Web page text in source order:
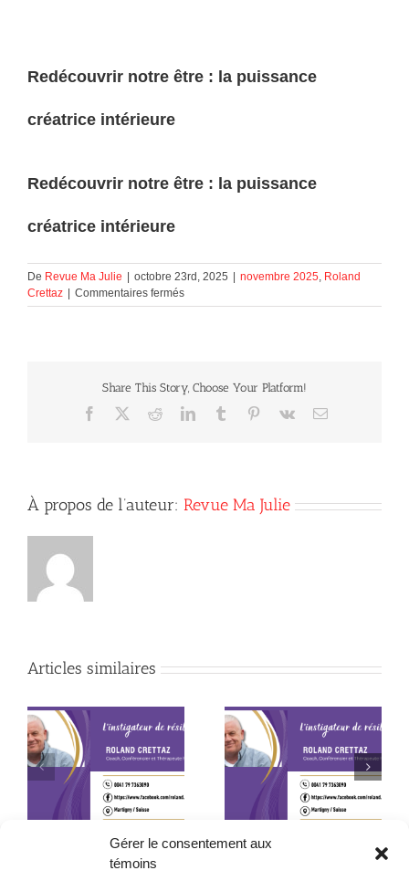
Gérer le consentement aux
témoins
Redécouvrir notre être : la puissance
créatrice intérieure
Redécouvrir notre être : la puissance
créatrice intérieure
De Revue Ma Julie octobre 23rd, 2025 novembre 2025, Roland
Crettaz
Commentaires ferméssur
Redécouvrir
puissance
créatrice
intérieure
Share This Story, Choose Your Platform!
Facebook RedditLinkedInTumblr Pinterest
Vk Courriel
À propos de l’auteur: Revue Ma Julie
Articles similaires
L’ouverture de soi : le
voyage le plus
important de notre vie
La foi : cette force
invisible qui
transforme une vie